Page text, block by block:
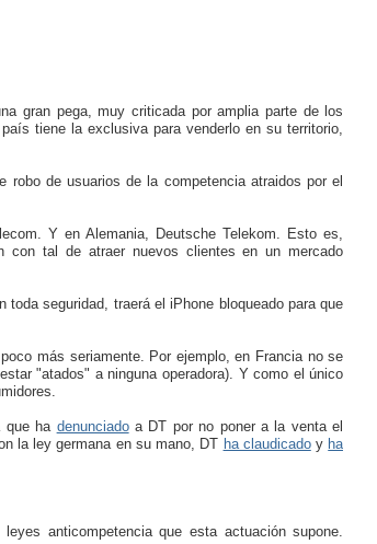
gran pega, muy criticada por amplia parte de los
tiene la exclusiva para venderlo en su territorio,
robo de usuarios de la competencia atraidos por el
Y en Alemania, Deutsche Telekom. Esto es,
con tal de atraer nuevos clientes en un mercado
seguridad, traerá el iPhone bloqueado para que
más seriamente. Por ejemplo, en Francia no se
"atados" a ninguna operadora). Y como el único
que ha denunciadoa DT por no poner a la venta el
la ley germana en su mano, DT ha claudicadoy ha
anticompetencia que esta actuación supone.